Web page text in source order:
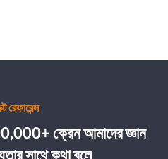
রেফারেন্স
ক্রেন আমাদের জ্ঞান
সাথে কথা বলে